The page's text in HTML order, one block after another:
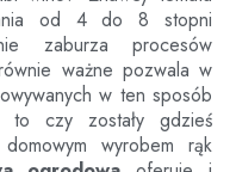
od 4 do 8 stopni
zaburza procesów
ważne pozwala w
w ten sposób
czy zostały gdzieś
wyrobem rąk